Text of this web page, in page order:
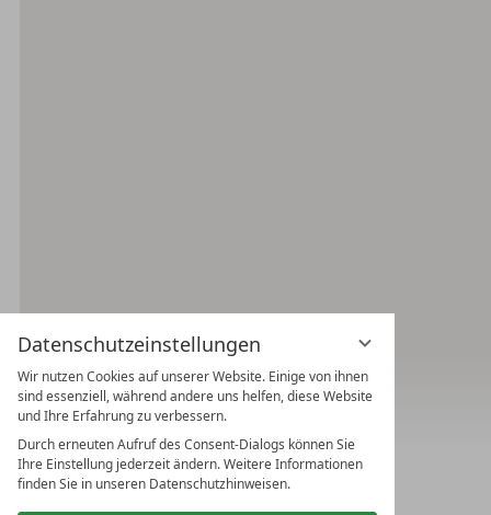
Datenschutzeinstellungen
Wir nutzen Cookies auf unserer Website. Einige von ihnen
sind essenziell, während andere uns helfen, diese Website
und Ihre Erfahrung zu verbessern.
Durch erneuten Aufruf des Consent-Dialogs können Sie
Ihre Einstellung jederzeit ändern. Weitere Informationen
finden Sie in unseren Datenschutzhinweisen.